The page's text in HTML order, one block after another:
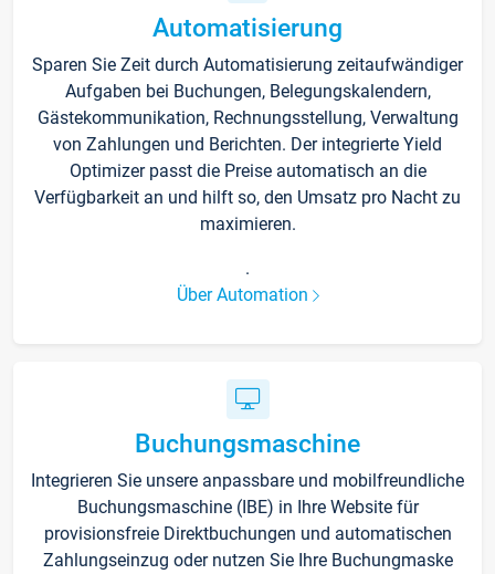
Automatisierung
Sparen Sie Zeit durch Automatisierung zeitaufwändiger
Aufgaben bei Buchungen, Belegungskalendern,
Gästekommunikation, Rechnungsstellung, Verwaltung
von Zahlungen und Berichten. Der integrierte Yield
Optimizer passt die Preise automatisch an die
Verfügbarkeit an und hilft so, den Umsatz pro Nacht zu
maximieren.
.
Über Automation
Buchungsmaschine
Integrieren Sie unsere anpassbare und mobilfreundliche
Buchungsmaschine (IBE) in Ihre Website für
provisionsfreie Direktbuchungen und automatischen
Zahlungseinzug oder nutzen Sie Ihre Buchungmaske